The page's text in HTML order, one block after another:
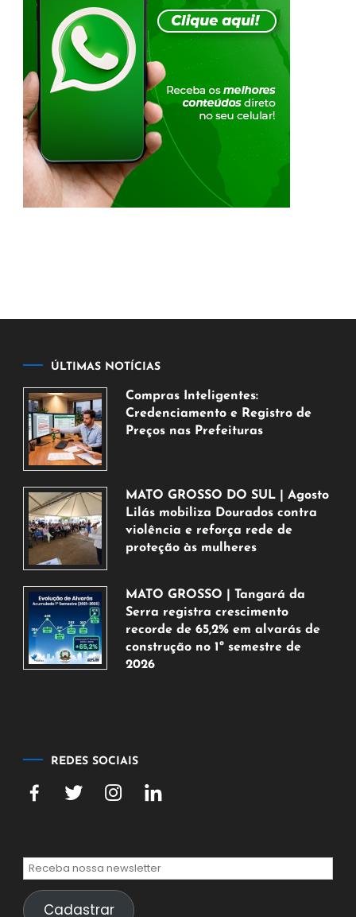
ÚLTIMAS NOTÍCIAS
Compras Inteligentes:
Credenciamento e Registro de
Preços nas Prefeituras
agosto
de
2026
MATO GROSSO DO SUL | Agosto
Lilás mobiliza Dourados contra
violência e reforça rede de
proteção às mulheres
de
agosto
de
2026
MATO GROSSO | Tangará da
Serra registra crescimento
recorde de 65,2% em alvarás de
construção no 1º semestre de
2026
2026
REDES SOCIAIS
Cadastrar